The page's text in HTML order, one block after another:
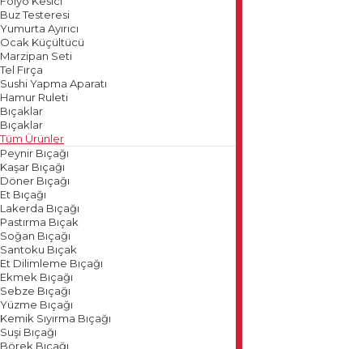
Buz Testeresi
Yumurta Ayırıcı
Ocak Küçültücü
Marzipan Seti
Tel Fırça
Sushi Yapma Aparatı
Hamur Ruleti
Bıçaklar
Bıçaklar
Tüm Ürünler
Peynir Bıçağı
Kaşar Bıçağı
Döner Bıçağı
Et Bıçağı
Lakerda Bıçağı
Pastırma Bıçak
Soğan Bıçağı
Santoku Bıçak
Et Dilimleme Bıçağı
Ekmek Bıçağı
Sebze Bıçağı
Yüzme Bıçağı
Kemik Sıyırma Bıçağı
Suşi Bıçağı
Börek Bıçağı